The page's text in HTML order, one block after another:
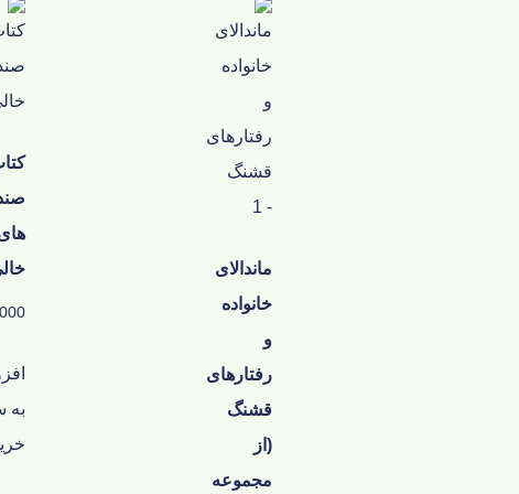
ماندالای
خانواده
و
رفتارهای
قشنگ
(از
مجموعه
به